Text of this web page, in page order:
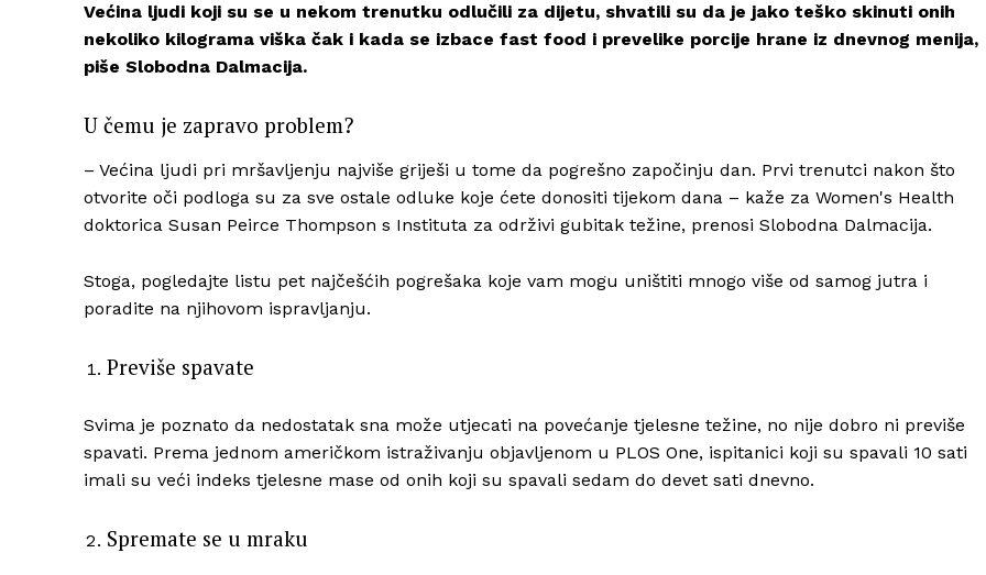
Većina ljudi koji su se u nekom trenutku odlučili za dijetu, shvatili su da je jako teško skinuti onih
nekoliko kilograma viška čak i kada se izbace fast food i prevelike porcije hrane iz dnevnog menija,
piše Slobodna Dalmacija.
U čemu je zapravo problem?
– Većina ljudi pri mršavljenju najviše griješi u tome da pogrešno započinju dan. Prvi trenutci nakon što
otvorite oči podloga su za sve ostale odluke koje ćete donositi tijekom dana – kaže za Women's Health
doktorica Susan Peirce Thompson s Instituta za održivi gubitak težine, prenosi Slobodna Dalmacija.
Stoga, pogledajte listu pet najčešćih pogrešaka koje vam mogu uništiti mnogo više od samog jutra i
poradite na njihovom ispravljanju.
Previše spavate
Svima je poznato da nedostatak sna može utjecati na povećanje tjelesne težine, no nije dobro ni previše
spavati. Prema jednom američkom istraživanju objavljenom u PLOS One, ispitanici koji su spavali 10 sati
imali su veći indeks tjelesne mase od onih koji su spavali sedam do devet sati dnevno.
Spremate se u mraku